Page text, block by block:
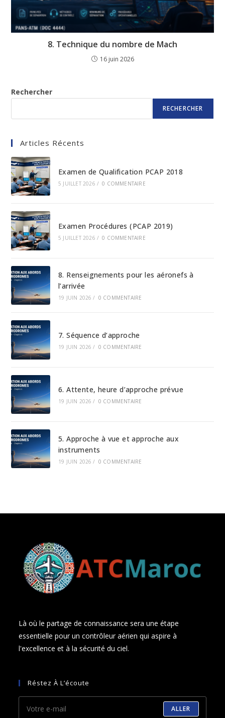
8. Technique du nombre de Mach
16 juin 2026
Rechercher
RECHERCHER
Articles Récents
Examen de Qualification PCAP 2018
5 JUILLET 2026 / 0 COMMENTAIRE
Examen Procédures (PCAP 2019)
5 JUILLET 2026 / 0 COMMENTAIRE
8. Renseignements pour les aéronefs à
l’arrivée
19 JUIN 2026 / 0 COMMENTAIRE
7. Séquence d’approche
19 JUIN 2026 / 0 COMMENTAIRE
6. Attente, heure d’approche prévue
19 JUIN 2026 / 0 COMMENTAIRE
5. Approche à vue et approche aux
instruments
19 JUIN 2026 / 0 COMMENTAIRE
Là où le partage de connaissance sera une étape
essentielle pour un contrôleur aérien qui aspire à
l'excellence et à la sécurité du ciel.
Réstez À L’écoute
ALLER